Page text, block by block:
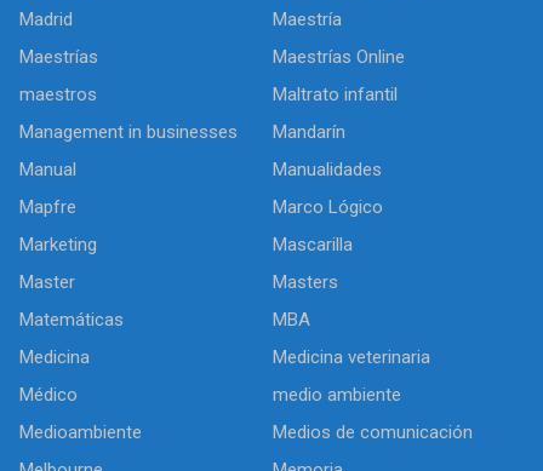
Madrid
Maestría
Maestrías
Maestrías Online
maestros
Maltrato infantil
Management in businesses
Mandarín
Manual
Manualidades
Mapfre
Marco Lógico
Marketing
Mascarilla
Master
Masters
Matemáticas
MBA
Medicina
Medicina veterinaria
Médico
medio ambiente
Medioambiente
Medios de comunicación